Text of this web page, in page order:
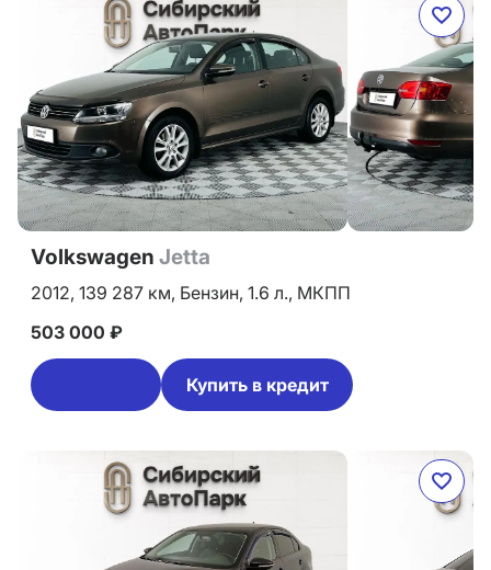
Volkswagen Jetta
2012, 139 287 км, Бензин, 1.6 л., МКПП
503 000 ₽
Купить в кредит